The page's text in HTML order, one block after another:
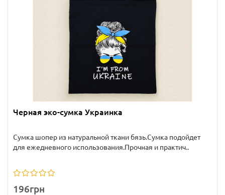
Черная эко-сумка Украинка
Сумка шопер из натуральной ткани бязь.Сумка подойдет
для ежедневного использования.Прочная и практич..
196грн